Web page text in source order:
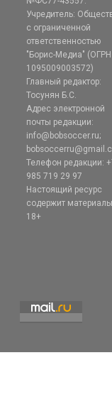
Учредитель:
с ограниченной
ответственностью
"Борис-Медиа" (ОГРН
1095009003572)
Главный редактор:
Тосунян Б.С.
Адрес электронной
почты редакции:
info@bobsoccer.ru;
Телефон редакции:
985 719 29 97
Настоящий ресурс
содержит
18+